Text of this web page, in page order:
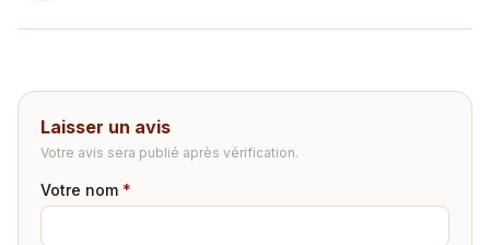
Laisser un avis
Votre avis sera publié après vérification.
Votre nom *